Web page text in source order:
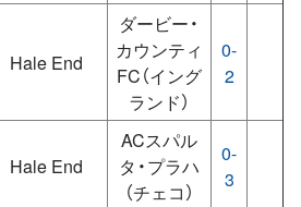
Hale End
ダービー・
カウンティ
FC（イング
ランド）
0-
2
Hale End
ACスパル
タ・プラハ
（チェコ）
0-
3